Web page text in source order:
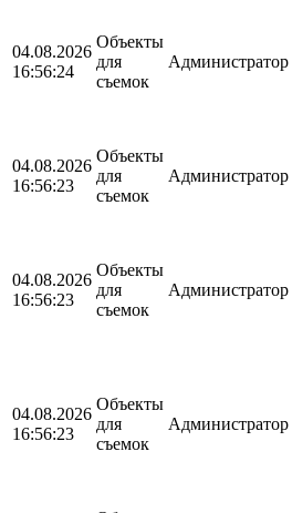
04.08.2026
16:56:24
Объекты
для
съемок
Администратор
04.08.2026
16:56:23
Объекты
для
съемок
Администратор
04.08.2026
16:56:23
Объекты
для
съемок
Администратор
04.08.2026
16:56:23
Объекты
для
съемок
Администратор